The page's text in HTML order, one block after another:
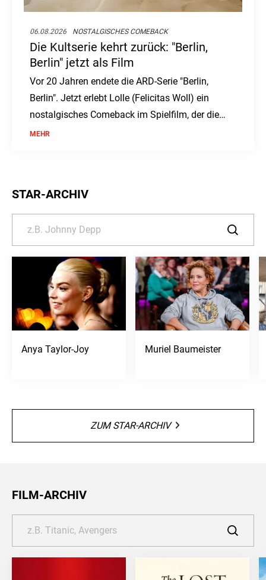
06.08.2026 NOSTALGISCHES COMEBACK
Die Kultserie kehrt zurück: "Berlin,
Berlin" jetzt als Film
Vor 20 Jahren endete die ARD-Serie "Berlin,
Berlin". Jetzt erlebt Lolle (Felicitas Woll) ein
nostalgisches Comeback im Spielfilm, der die
Fans erneut in ihren Bann zieht.
MEHR
STAR-ARCHIV
Anya Taylor-Joy Muriel Baumeister
ZUM STAR-ARCHIV
FILM-ARCHIV